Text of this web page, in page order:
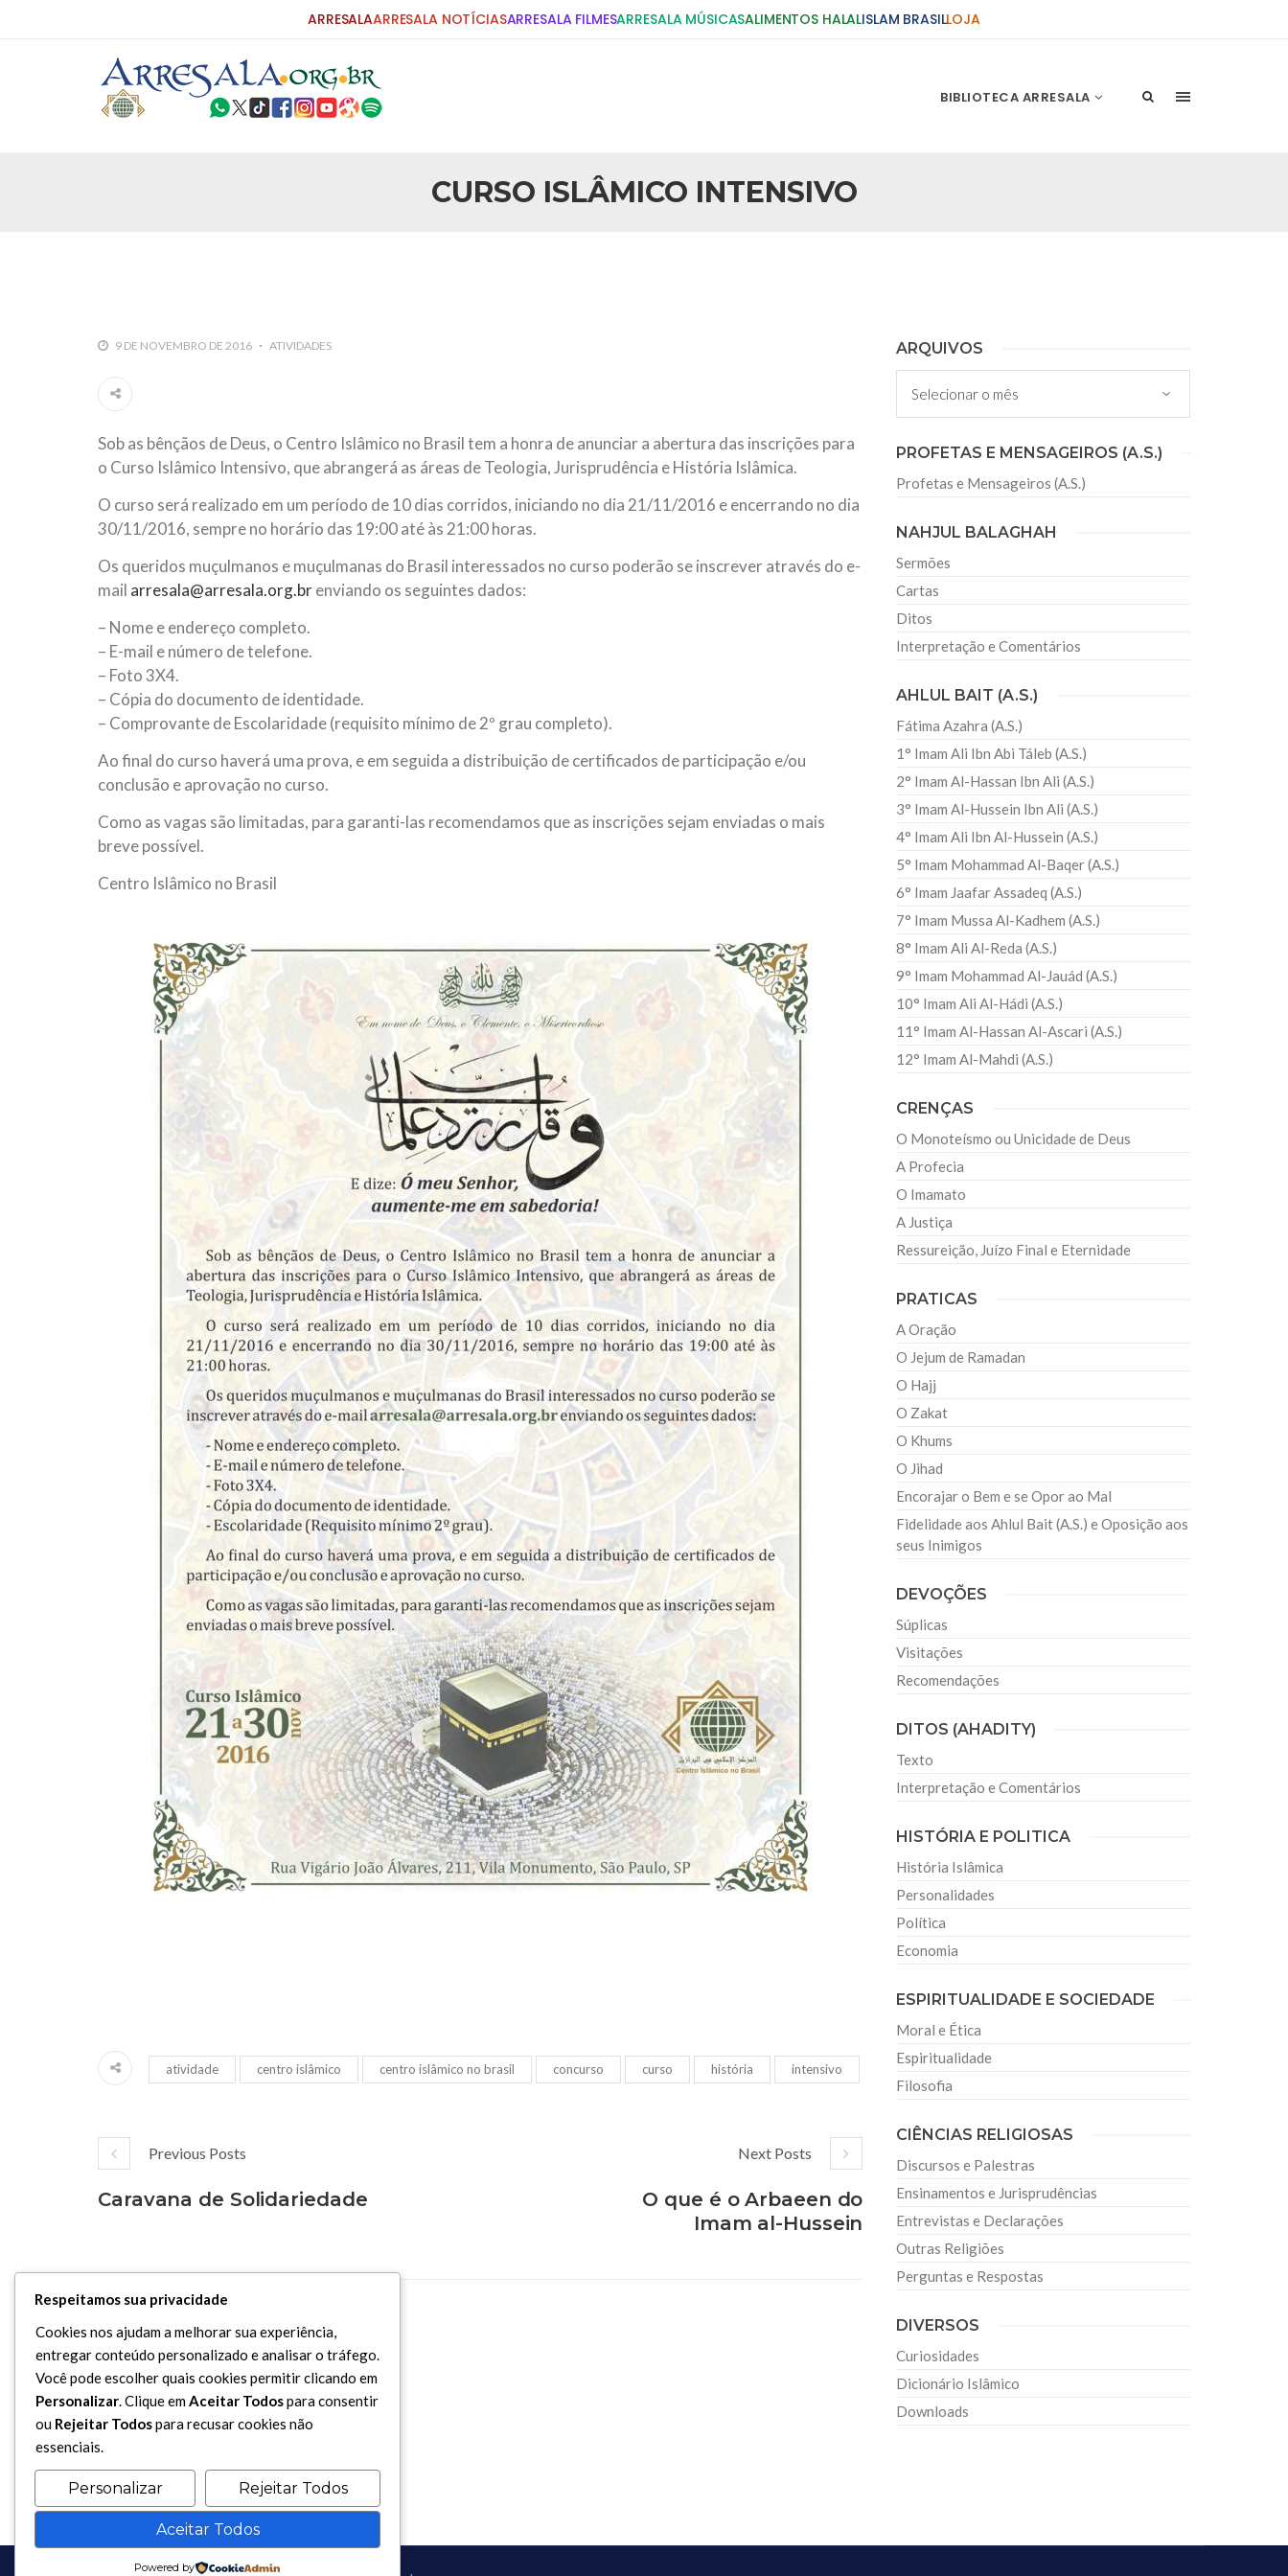
ARRESALAARRESALA NOTÍCIASARRESALA FILMESARRESALA MÚSICASALIMENTOS HALALISLAM BRASILLOJA
BIBLIOTECA ARRESALA
CURSO ISLÂMICO INTENSIVO
Carta do Bispo da Flórida ao Presidente Bush
25 DE SETEMBRO DE 2010
Necessárias Considerações Sobre o Conflito
As Sementes da Miséria e do Terror Ano Novo Islâmico e Início de Muharam
Hejrita. Desejamos a todos os irmãos e irmãs um novo
10 DE NOVEMBRO DE 2013
Falecimento do Imam Ali Ibn Al-Hussein (A.S.)
relembramos o martírio do quarto Imam dos muçulmanos, o Imam Ali Ibn Al-
Hussein Ibn Ali Ibn Abi Táleb (A.S.), conhecido por “Zein Al-Ábidin” (Formosura
NOTÍCIAS
3 DE JULHO DE 2014
Centro Islâmico no Brasil recebe o ex-ministro das
Relações Exteriores da República Islâmica do Irã
Na noite da quinta-feira, 03 de Abril, o Centro Islâmico no Brasil recebeu em sua
sede, em São Paulo, o ex-ministro das Relações Exteriores da República Islâmica
do Irã, Sr. Kamal Kharrazi, que encontra-se visitando
9 DE NOVEMBRO DE 2016 ATIVIDADES
Sob as bênçãos de Deus, o Centro Islâmico no Brasil tem a honra de anunciar a abertura das inscrições para
o Curso Islâmico Intensivo, que abrangerá as áreas de Teologia, Jurisprudência e História Islâmica.
O curso será realizado em um período de 10 dias corridos, iniciando no dia 21/11/2016 e encerrando no dia
30/11/2016, sempre no horário das 19:00 até às 21:00 horas.
Os queridos muçulmanos e muçulmanas do Brasil interessados no curso poderão se inscrever através do e-
mail arresala@arresala.org.brenviando os seguintes dados:
– Nome e endereço completo.
– E-mail e número de telefone.
– Foto 3X4.
– Cópia do documento de identidade.
– Comprovante de Escolaridade (requisito mínimo de 2º grau completo).
Ao final do curso haverá uma prova, e em seguida a distribuição de certificados de participação e/ou
conclusão e aprovação no curso.
Como as vagas são limitadas, para garanti-las recomendamos que as inscrições sejam enviadas o mais
breve possível.
Centro Islâmico no Brasil
atividade centro islâmico centro islâmico no brasil concurso curso história intensivo
Previous Posts
Caravana de Solidariedade
Next Posts
O que é o Arbaeen do
Imam al-Hussein
ARQUIVOS
Arquivos
PROFETAS E MENSAGEIROS (A.S.)
Profetas e Mensageiros (A.S.)
NAHJUL BALAGHAH
Sermões
Cartas
Ditos
Interpretação e Comentários
AHLUL BAIT (A.S.)
Fátima Azahra (A.S.)
1° Imam Ali Ibn Abi Táleb (A.S.)
2° Imam Al-Hassan Ibn Ali (A.S.)
3° Imam Al-Hussein Ibn Ali (A.S.)
4° Imam Ali Ibn Al-Hussein (A.S.)
5° Imam Mohammad Al-Baqer (A.S.)
6° Imam Jaafar Assadeq (A.S.)
7° Imam Mussa Al-Kadhem (A.S.)
8° Imam Ali Al-Reda (A.S.)
9° Imam Mohammad Al-Jauád (A.S.)
10° Imam Ali Al-Hádi (A.S.)
11° Imam Al-Hassan Al-Ascari (A.S.)
12° Imam Al-Mahdi (A.S.)
CRENÇAS
O Monoteísmo ou Unicidade de Deus
A Profecia
O Imamato
A Justiça
Ressureição, Juízo Final e Eternidade
PRATICAS
A Oração
O Jejum de Ramadan
O Hajj
O Zakat
O Khums
O Jihad
Encorajar o Bem e se Opor ao Mal
Fidelidade aos Ahlul Bait (A.S.) e Oposição aos
seus Inimigos
DEVOÇÕES
Súplicas
Visitações
Recomendações
DITOS (AHADITY)
Texto
Interpretação e Comentários
HISTÓRIA E POLITICA
História Islâmica
Personalidades
Política
Economia
ESPIRITUALIDADE E SOCIEDADE
Moral e Ética
Espiritualidade
Filosofia
CIÊNCIAS RELIGIOSAS
Discursos e Palestras
Ensinamentos e Jurisprudências
Entrevistas e Declarações
Outras Religiões
Perguntas e Respostas
DIVERSOS
Curiosidades
Dicionário Islâmico
Downloads
Respeitamos sua privacidade
Cookies nos ajudam a melhorar sua experiência,
entregar conteúdo personalizado e analisar o tráfego.
Você pode escolher quais cookies permitir clicando em
Personalizar. Clique emAceitar Todospara consentir
ou Rejeitar Todospara recusar cookies não
essenciais.
Personalizar Rejeitar Todos
Aceitar Todos
Powered by